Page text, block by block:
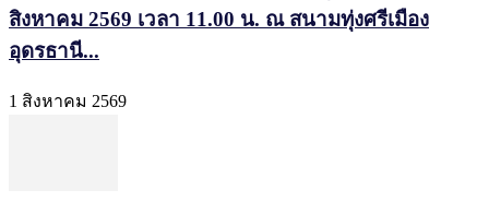
สิงหาคม 2569 เวลา 11.00 น. ณ สนามทุ่งศรีเมือง
อุดรธานี...
1 สิงหาคม 2569